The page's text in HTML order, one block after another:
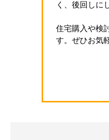
く、後回しに
住宅購入や検
す。ぜひお気